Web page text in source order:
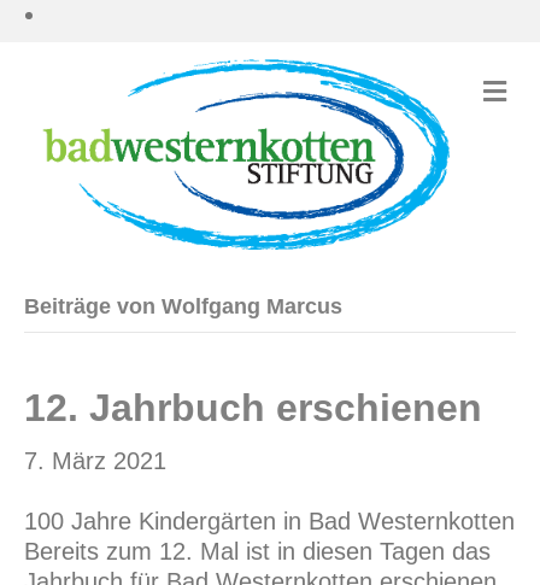
N
a
Beiträge von Wolfgang Marcus
12. Jahrbuch erschienen
7. März 2021
100 Jahre Kindergärten in Bad Westernkotten
Bereits zum 12. Mal ist in diesen Tagen das